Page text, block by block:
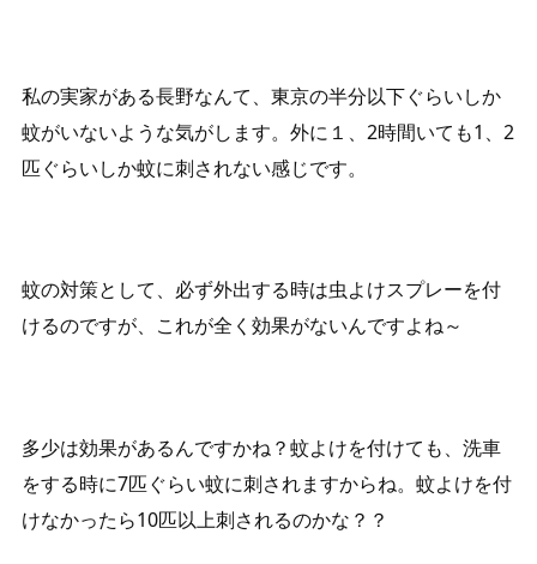
私の実家がある長野なんて、東京の半分以下ぐらいしか
蚊がいないような気がします。外に１、2時間いても1、2
匹ぐらいしか蚊に刺されない感じです。
蚊の対策として、必ず外出する時は虫よけスプレーを付
けるのですが、これが全く効果がないんですよね～
多少は効果があるんですかね？蚊よけを付けても、洗車
をする時に7匹ぐらい蚊に刺されますからね。蚊よけを付
けなかったら10匹以上刺されるのかな？？